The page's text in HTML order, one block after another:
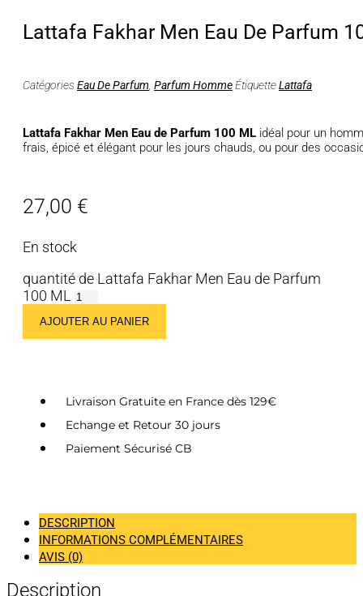
Lattafa Fakhar Men Eau De Parfum
CatégoriesEau De Parfum Parfum HommeÉtiquetteLattafa
Lattafa Fakhar Men Eau de Parfum 100 ML idéal pour un
frais, épicé et élégant pour les jours chauds, ou pour des
27,00 €
En stock
quantité de Lattafa Fakhar Men Eau de Parfum
100 ML
AJOUTER AU PANIER
Livraison Gratuite en France dès 129€
Echange et Retour 30 jours
Paiement Sécurisé CB
DESCRIPTION
INFORMATIONS COMPLÉMENTAIRES
AVIS (0)
Description